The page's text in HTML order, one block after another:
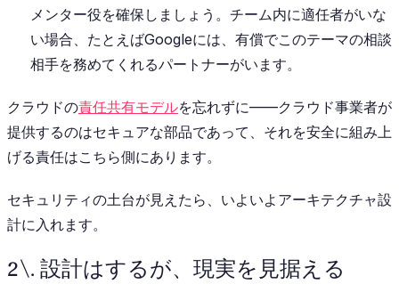
メンター役を確保しましょう。チーム内に適任者がいな
い場合、たとえばGoogleには、有償でこのテーマの相談
相手を務めてくれるパートナーがいます。
クラウドの責任共有モデルを忘れずに——クラウド事業者が
提供するのはセキュアな部品であって、それを安全に組み上
げる責任はこちら側にあります。
セキュリティの土台が見えたら、いよいよアーキテクチャ設
計に入れます。
2\. 設計はするが、現実を見据える